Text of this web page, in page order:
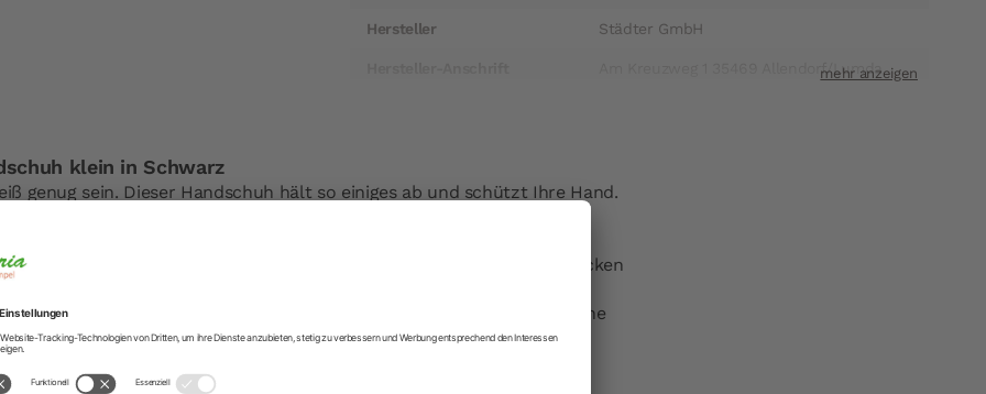
Hersteller Städter GmbH
Am Kreuzweg 1 35469 Allendorf/Lumda
klein in Schwarz
genug sein. Dieser Handschuh hält so einiges ab und schützt Ihre Hand.
her!
Wasserdampf und vieles mehr! Da benötigen Sie beim Kochen und Backen
und zuverlässig vor Hitze und Verbrennungen schützen.
aus Baumwolle mit schwer entflammbarer Beschichtung. Innen ist eine
Füllung. Hitzebeständig bis 220 °C.
mit unseren praktischen Backhandschuhen.
bei den "Backhelfer & Küchenhelfer".